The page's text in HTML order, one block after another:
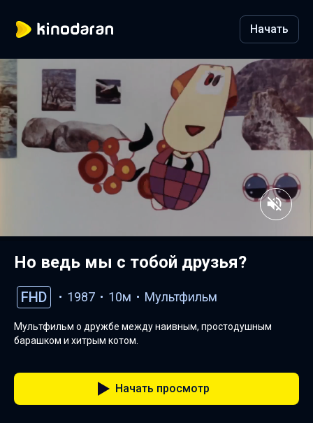
Начать
Но ведь мы с тобой друзья?
FHD 1987 10м Мультфильм
Мультфильм о дружбе между наивным, простодушным
барашком и хитрым котом.
Начать просмотр